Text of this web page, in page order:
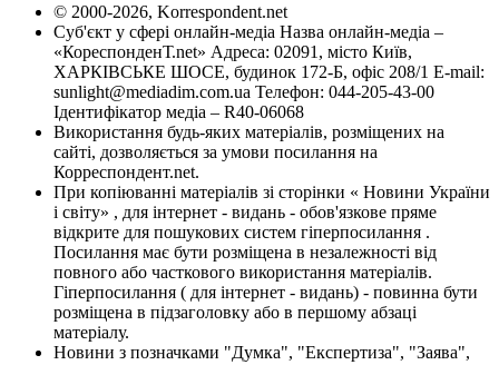
© 2000-2026, Korrespondent.net
Суб'єкт у сфері онлайн-медіа Назва онлайн-медіа –
«КореспонденТ.net» Адреса: 02091, місто Київ,
ХАРКІВСЬКЕ ШОСЕ, будинок 172-Б, офіс 208/1 E-mail:
sunlight@mediadim.com.ua Телефон: 044-205-43-00
Ідентифікатор медіа – R40-06068
Використання будь-яких матеріалів, розміщених на
сайті, дозволяється за умови посилання на
Корреспондент.net.
При копіюванні матеріалів зі сторінки « Новини України
і світу» , для інтернет - видань - обов'язкове пряме
відкрите для пошукових систем гіперпосилання .
Посилання має бути розміщена в незалежності від
повного або часткового використання матеріалів.
Гіперпосилання ( для інтернет - видань) - повинна бути
розміщена в підзаголовку або в першому абзаці
матеріалу.
Новини з позначками "Думка", "Експертиза", "Заява",